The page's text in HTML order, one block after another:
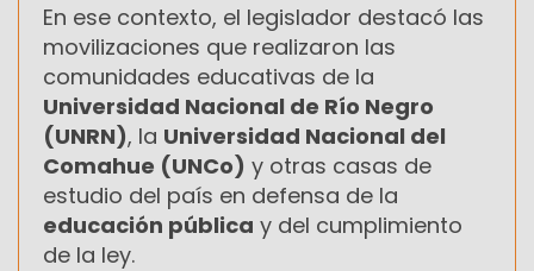
En ese contexto, el legislador destacó las
movilizaciones que realizaron las
comunidades educativas de la
Universidad Nacional de Río Negro
(UNRN), la Universidad Nacional del
Comahue (UNCo) y otras casas de
estudio del país en defensa de la
educación pública y del cumplimiento
de la ley.